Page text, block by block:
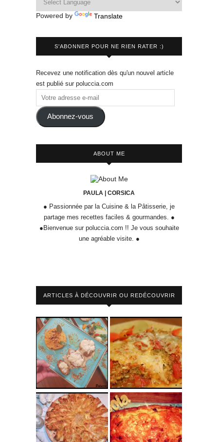
Powered by Translate
S'ABONNER POUR NE RIEN RATER :)
Recevez une notification dès qu'un nouvel article
est publié sur poluccia.com
Abonnez-vous
ABOUT ME
PAULA | CORSICA
● Passionnée par la Cuisine & la Pâtisserie, je
partage mes recettes faciles & gourmandes. ●
●Bienvenue sur poluccia.com !! Je vous souhaite
une agréable visite. ●
ARTICLES À DÉCOUVRIR OU REDÉCOUVRIR